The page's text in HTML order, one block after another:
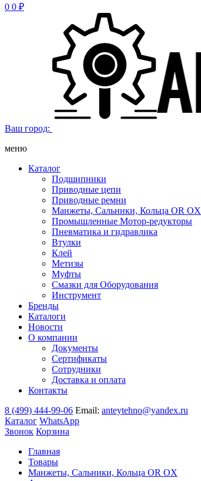
0 0 ₽
Ваш город:
меню
Каталог
Подшипники
Приводные цепи
Приводные ремни
Манжеты, Сальники, Кольца OR OX
Промышленные Мотор-редукторы
Пневматика и гидравлика
Втулки
Клей
Метизы
Муфты
Смазки для Оборудования
Инструмент
Бренды
Каталоги
Новости
О компании
Документы
Сертификаты
Сотрудники
Доставка и оплата
Контакты
8 (499) 444-99-06 Email: anteytehno@yandex.ru
Каталог WhatsApp
Звонок Корзина
Главная
Товары
Манжеты, Сальники, Кольца OR OX